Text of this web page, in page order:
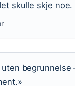
skulle skje noe.